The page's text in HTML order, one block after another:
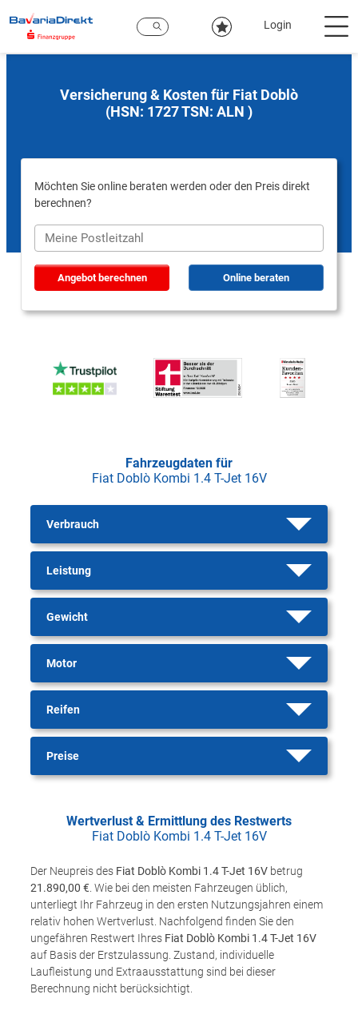
Hauptinhalt
Login
Versicherung & Kosten für Fiat Doblò
(HSN: 1727 TSN: ALN )
Möchten Sie online beraten werden oder den Preis direkt
berechnen?
Angebot berechnen Online beraten
Fahrzeugdaten für
Fiat Doblò Kombi 1.4 T-Jet 16V
Verbrauch
Leistung
Gewicht
Motor
Reifen
Preise
Wertverlust & Ermittlung des Restwerts
Fiat Doblò Kombi 1.4 T-Jet 16V
Der Neupreis des Fiat Doblò Kombi 1.4 T-Jet 16V betrug
21.890,00 € . Wie bei den meisten Fahrzeugen üblich,
unterliegt Ihr Fahrzeug in den ersten Nutzungsjahren einem
relativ hohen Wertverlust. Nachfolgend finden Sie den
ungefähren Restwert Ihres Fiat Doblò Kombi 1.4 T-Jet 16V
auf Basis der Erstzulassung. Zustand, individuelle
Laufleistung und Extraausstattung sind bei dieser
Berechnung nicht berücksichtigt.